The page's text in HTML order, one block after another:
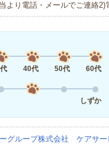
より電話・メールでご連絡
40代 50代 60代
しずか
グループ株式会社 ケアサ